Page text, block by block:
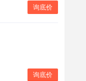
询底价
询底价